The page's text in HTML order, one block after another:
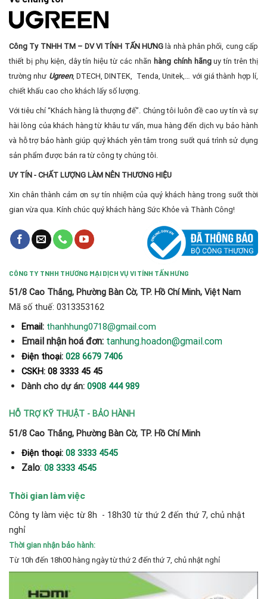
Công Ty TNHH TM – DV VI TÍNH TẤN HƯNG là nhà phân phối, cung cấp
thiết bị phụ kiện, dây tín hiệu từ các nhãn hàng chính hãnguy tín trên thị
trường như Ugreen, DTECH, DINTEK, Tenda, Unitek,… với giá thành hợp lí,
chiết khấu cao cho khách lấy số lượng.
Với tiêu chí “Khách hàng là thượng đế”. Chúng tôi luôn đề cao uy tín và sự
hài lòng của khách hàng từ khâu tư vấn, mua hàng đến dịch vụ bảo hành
và hỗ trợ bảo hành giúp quý khách yên tâm trong suốt quá trình sử dụng
sản phẩm được bán ra từ công ty chúng tôi.
UY TÍN - CHẤT LƯỢNG LÀM NÊN THƯƠNG HIỆU
Xin chân thành cảm ơn sự tín nhiệm của quý khách hàng trong suốt thời
gian vừa qua. Kính chúc quý khách hàng Sức Khỏe và Thành Công!
CÔNG TY TNHH THƯƠNG MẠI DỊCH VỤ VI TÍNH TẤN HƯNG
51/8 Cao Thắng, Phường Bàn Cờ, TP. Hồ Chí Minh, Việt Nam
Mã số thuế: 0313353162
Email: thanhhung0718@gmail.com
Email nhận hoá đơn: tanhung.hoadon@gmail.com
Điện thoại: 028 6679 7406
CSKH: 08 3333 45 45
Dành cho dự án: 0908 444 989
HỖ TRỢ KỸ THUẬT - BẢO HÀNH
51/8 Cao Thắng, Phường Bàn Cờ, TP. Hồ Chí Minh
Điện thoại: 08 3333 4545
Zalo: 08 3333 4545
Thời gian làm việc
Công ty làm việc từ 8h - 18h30 từ thứ 2 đến thứ 7, chủ nhật
nghỉ
Thời gian nhận bảo hành:
Từ 10h đến 18h00 hàng ngày từ thứ 2 đến thứ 7, chủ nhật nghỉ